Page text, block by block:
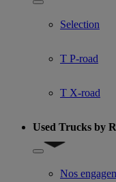
Show submenu for
Selection
T P-road
T X-road
Used Trucks by
Show submenu for
Nos